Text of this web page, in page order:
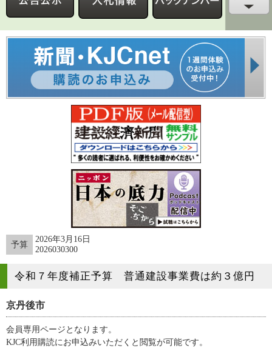
予算
2026年3月16日
2026030300
令和７年度補正予算 普通建設事業費は約３億円
京丹後市
会員専用ページとなります。
KJC利用購読にお申込みいただくと閲覧が可能です。